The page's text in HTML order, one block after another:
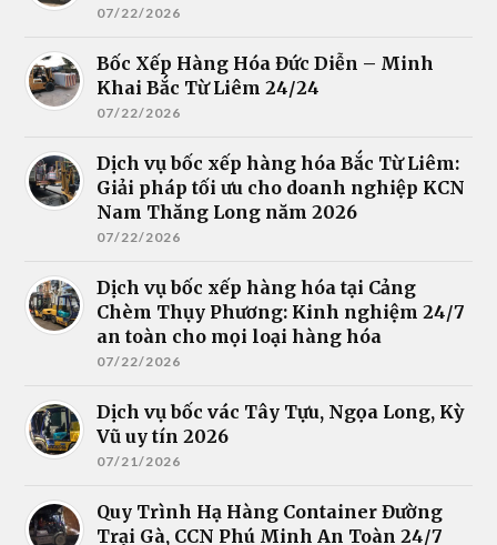
07/22/2026
Bốc Xếp Hàng Hóa Đức Diễn – Minh
Khai Bắc Từ Liêm 24/24
07/22/2026
Dịch vụ bốc xếp hàng hóa Bắc Từ Liêm:
Giải pháp tối ưu cho doanh nghiệp KCN
Nam Thăng Long năm 2026
07/22/2026
Dịch vụ bốc xếp hàng hóa tại Cảng
Chèm Thụy Phương: Kinh nghiệm 24/7
an toàn cho mọi loại hàng hóa
07/22/2026
Dịch vụ bốc vác Tây Tựu, Ngọa Long, Kỳ
Vũ uy tín 2026
07/21/2026
Quy Trình Hạ Hàng Container Đường
Trại Gà, CCN Phú Minh An Toàn 24/7